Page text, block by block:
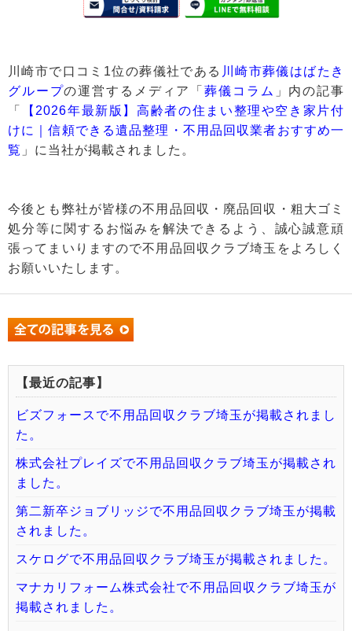
川崎市で口コミ1位の葬儀社である 川崎市葬儀はばたき
グループの運営するメディア「葬儀コラム 」内の記事
「
【2026年最新版】高齢者の住まい整理や空き家片付
けに｜信頼できる遺品整理・不用品回収業者おすすめ一
覧 」に当社が掲載されました。
今後とも弊社が皆様の不用品回収・廃品回収・粗大ゴミ
処分等に関するお悩みを解決できるよう、誠心誠意頑
張ってまいりますので不用品回収クラブ埼玉をよろしく
お願いいたします。
【最近の記事】
ビズフォースで不用品回収クラブ埼玉が掲載されまし
た。
株式会社プレイズで不用品回収クラブ埼玉が掲載され
ました。
第二新卒ジョブリッジで不用品回収クラブ埼玉が掲載
されました。
スケログで不用品回収クラブ埼玉が掲載されました。
マナカリフォーム株式会社で不用品回収クラブ埼玉が
掲載されました。